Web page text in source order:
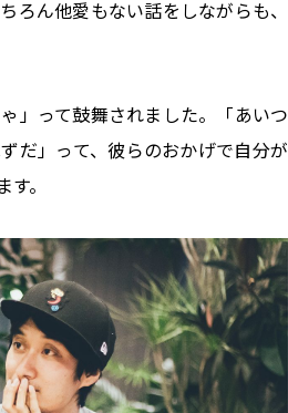
ろん他愛もない話をしながらも、
」って鼓舞されました。「あいつ
だ」って、彼らのおかげで自分が
。